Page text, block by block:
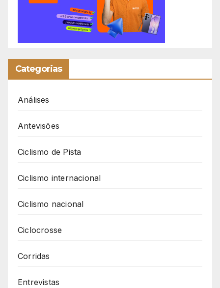
Categorias
Análises
Antevisões
Ciclismo de Pista
Ciclismo internacional
Ciclismo nacional
Ciclocrosse
Corridas
Entrevistas